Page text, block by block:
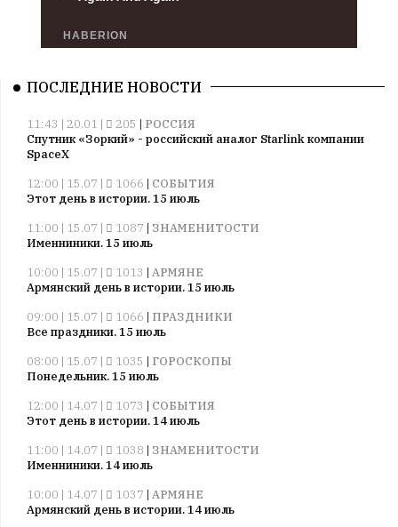
ПОСЛЕДНИЕ НОВОСТИ
11:43 | 20.01 | 205 | РОССИЯ
Спутник «Зоркий» - российский аналог Starlink компании
SpaceX
12:00 | 15.07 |
1066 | СОБЫТИЯ
Этот день в истории. 15 июль
11:00 | 15.07 |
1087 | ЗНАМЕНИТОСТИ
Именниники. 15 июль
10:00 | 15.07 |
1013 | АРМЯНЕ
Армянский день в истории. 15 июль
09:00 | 15.07 |
1066 | ПРАЗДНИКИ
Все праздники. 15 июль
08:00 | 15.07 |
1035 | ГОРОСКОПЫ
Понедельник. 15 июль
12:00 | 14.07 |
1073 | СОБЫТИЯ
Этот день в истории. 14 июль
11:00 | 14.07 |
1038 | ЗНАМЕНИТОСТИ
Именниники. 14 июль
10:00 | 14.07 |
1037 | АРМЯНЕ
Армянский день в истории. 14 июль